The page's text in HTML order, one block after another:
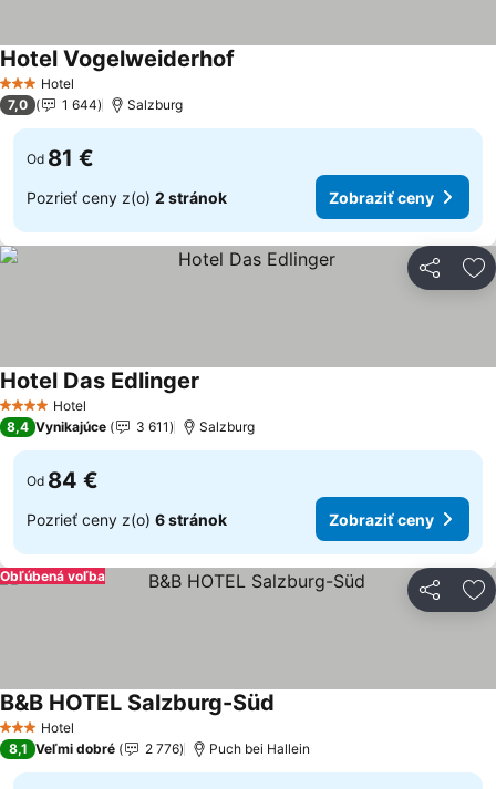
3 Počet hviezdičiek
Hotel
Hotel Vogelweiderhof
7,0 1 644 Salzburg
Od 81 €
Pozrieť ceny z(o) 2 stránok Zobraziť ceny
Zdieľať
4 Počet hviezdičiek
Hotel
Hotel Das Edlinger
8,4 Vynikajúce 3 611 Salzburg
Od 84 €
Pozrieť ceny z(o) 6 stránok Zobraziť ceny
Zdieľať
Obľúbená voľba
3 Počet hviezdičiek
Hotel
B&B HOTEL Salzburg-Süd
8,1 Veľmi dobré 2 776 Puch bei Hallein